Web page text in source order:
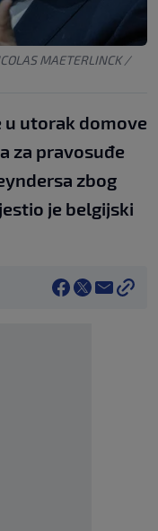
MAETERLINCK /
u utorak domove
za pravosuđe
zbog
je belgijski